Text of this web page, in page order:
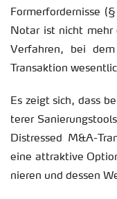
Form­er­for­der­nis­se
Notar ist nicht mehr
Ver­fah­ren, bei
Trans­ak­ti­on
Es zeigt sich, dass
te­rer
Dis­tres­sed M&A-
eine at­trak­ti­ve
nie­ren und des­sen